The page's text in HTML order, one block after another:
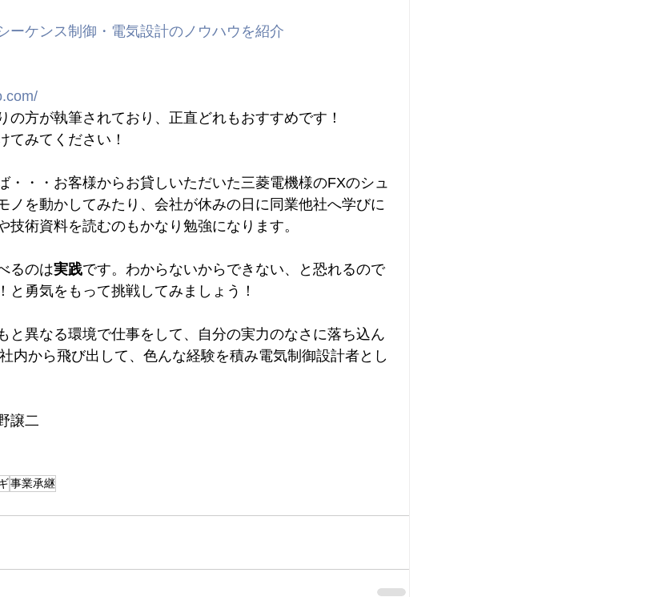
ーケンス制御・電気設計のノウハウを紹介
方が執筆されており、正直どれもおすすめです！
てみてください！
・・お客様からお貸しいただいた三菱電機様のFXのシュ
ノを動かしてみたり、会社が休みの日に同業他社へ学びに
技術資料を読むのもかなり勉強になります。
るのは実践です。わからないからできない、と恐れるので
と勇気をもって挑戦してみましょう！
と異なる環境で仕事をして、自分の実力のなさに落ち込ん
内から飛び出して、色んな経験を積み電気制御設計者とし
譲二
事業承継